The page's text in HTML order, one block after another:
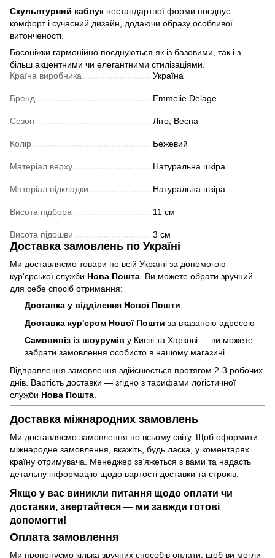
Скульптурний каблук нестандартної форми поєднує
комфорт і сучасний дизайн, додаючи образу особливої
витонченості.
Босоніжки гармонійно поєднуються як із базовими, так і з
більш акцентними чи елегантними стилізаціями.
Країна виробника
Україна
Бренд Emmelie Delage
Сезон Літо, Весна
Колір Бежевий
Матеріал верху Натуральна шкіра
Матеріал підкладки Натуральна шкіра
Висота підбора 11 см
Висота підошви 3 см
Доставка замовлень по Україні
Ми доставляємо товари по всій Україні за допомогою
кур'єрської служби Нова Пошта. Ви можете обрати зручний
для себе спосіб отримання:
Доставка у відділення Нової Пошти
Доставка кур'єром Нової Пошти за вказаною адресою
Самовивіз із шоурумів у Києві та Харкові — ви можете
забрати замовлення особисто в нашому магазині
Відправлення замовлення здійснюється протягом 2-3 робочих
днів. Вартість доставки — згідно з тарифами логістичної
служби Нова Пошта
Доставка міжнародних замовлень
Ми доставляємо замовлення по всьому світу. Щоб оформити
міжнародне замовлення, вкажіть, будь ласка, у коментарях
країну отримувача. Менеджер зв’яжеться з вами та надасть
детальну інформацію щодо вартості доставки та строків.
Якщо у вас виникли питання щодо оплати чи
доставки, звертайтеся — ми завжди готові
допомогти!
Оплата замовлення
Ми пропонуємо кілька зручних способів оплати, щоб ви могли